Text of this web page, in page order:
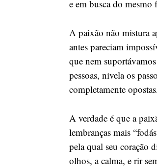
e em busca do mesmo
A paixão não mistura
antes pareciam
que nem
pessoas, nivela os
completamente
A verdade é que a
lembranças mais
pela qual seu coração
olhos, a calma, e rir